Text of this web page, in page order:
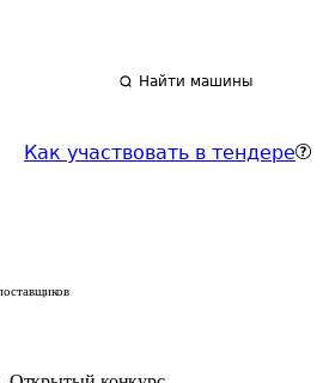
Найти машины
Как участвовать в тендере